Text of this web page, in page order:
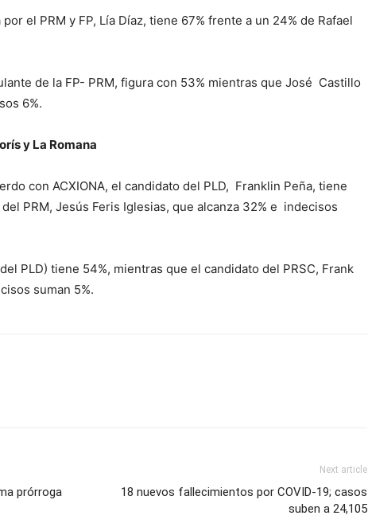
el PRM y FP, Lía Díaz, tiene 67% frente a un 24% de Rafael
de la FP- PRM, figura con 53% mientras que José Castillo
6%.
y La Romana
con ACXIONA, el candidato del PLD, Franklin Peña, tiene
PRM, Jesús Feris Iglesias, que alcanza 32% e indecisos
PLD) tiene 54%, mientras que el candidato del PRSC, Frank
suman 5%.
prórroga
Next article
18 nuevos fallecimientos por COVID-19; casos
suben a 24,105